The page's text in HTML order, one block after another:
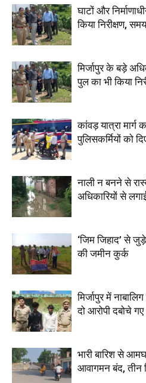
घाटों और
किया निरीक्षण,
मिर्जापुर के बड़े
पुल का भी किया
कांवड़ यात्रा मार्ग
पुलिसकर्मियों को
नाली न बनने से
अधिकारियों से
‘जिम जिहाद’ से
की जमीन कुर्क
मिर्जापुर में
दो आरोपी दबोचे गए
भारी बारिश से
आवागमन बंद, तीन